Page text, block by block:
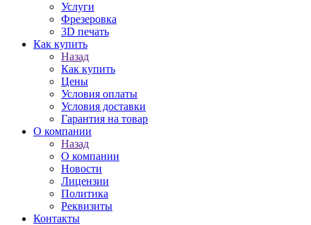
Услуги
Фрезеровка
3D печать
Как купить
Назад
Как купить
Цены
Условия оплаты
Условия доставки
Гарантия на товар
О компании
Назад
О компании
Новости
Лицензии
Политика
Реквизиты
Контакты